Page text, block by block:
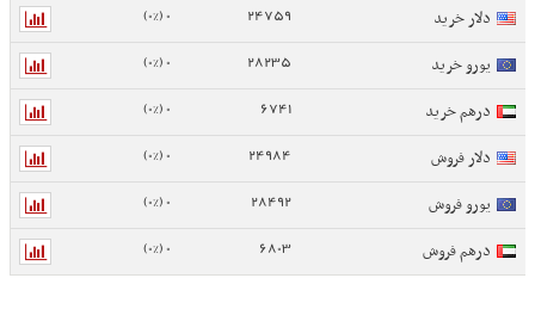
دلار خرید
24759
0 (0%)
یورو خرید 28235
0 (0%)
درهم خرید 6741
0 (0%)
دلار فروش 24984
0 (0%)
یورو فروش 28492
0 (0%)
درهم فروش 6803
0 (0%)